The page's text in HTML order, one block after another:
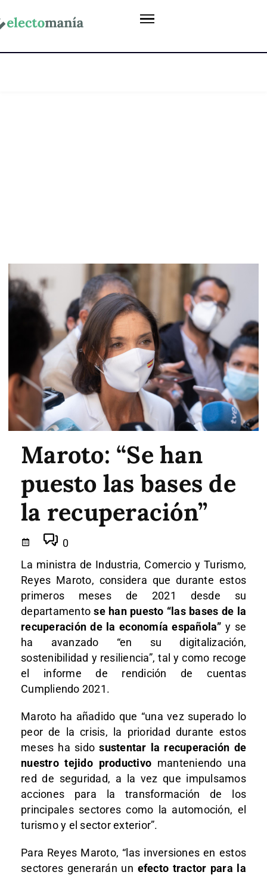
Maroto: “Se han
puesto las bases de
la recuperación”
0
La ministra de Industria, Comercio y Turismo,
Reyes Maroto, considera que durante estos
primeros meses de 2021 desde su
departamento se han puesto “las bases de la
recuperación de la economía española” y se
ha avanzado “en su digitalización,
sostenibilidad y resiliencia”, tal y como recoge
el informe de rendición de cuentas
Cumpliendo 2021.
Maroto ha añadido que “una vez superado lo
peor de la crisis, la prioridad durante estos
meses ha sido sustentar la recuperación de
nuestro tejido productivo manteniendo una
red de seguridad, a la vez que impulsamos
acciones para la transformación de los
principales sectores como la automoción, el
turismo y el sector exterior”.
Para Reyes Maroto, “las inversiones en estos
sectores generarán un efecto tractor para la